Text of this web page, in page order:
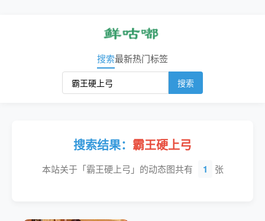
搜索最新热门标签
搜索
搜索结果： 霸王硬上弓
本站关于「霸王硬上弓」的动态图共有 1 张